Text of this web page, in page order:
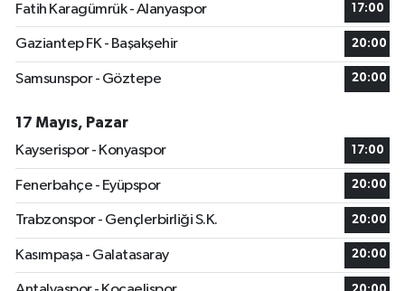
Fatih Karagümrük - Alanyaspor
17:00
Gaziantep FK - Başakşehir 20:00
Samsunspor - Göztepe 20:00
17 Mayıs, Pazar
Kayserispor - Konyaspor
17:00
Fenerbahçe - Eyüpspor 20:00
Trabzonspor - Gençlerbirliği S.K. 20:00
Kasımpaşa - Galatasaray 20:00